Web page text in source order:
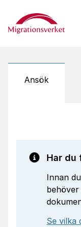
Start
Ansök
Har du
Innan
Se vilka